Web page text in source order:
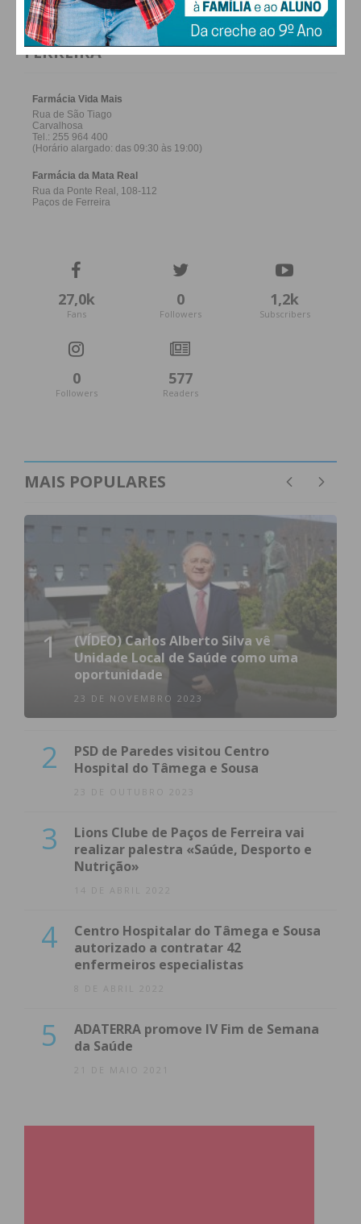
FARMACIAS DE SERVIÇO EM PAÇOS DE
FERREIRA
27,0k
Fans
0
Followers
1,2k
Subscribers
0
Followers
577
Readers
MAIS POPULARES
1
(VÍDEO) Carlos Alberto Silva vê
Unidade Local de Saúde como uma
oportunidade
23 DE NOVEMBRO 2023
2
PSD de Paredes visitou Centro
Hospital do Tâmega e Sousa
23 DE OUTUBRO 2023
3
Lions Clube de Paços de Ferreira vai
realizar palestra «Saúde, Desporto e
Nutrição»
14 DE ABRIL 2022
4
Centro Hospitalar do Tâmega e Sousa
autorizado a contratar 42
enfermeiros especialistas
8 DE ABRIL 2022
5
ADATERRA promove IV Fim de Semana
da Saúde
21 DE MAIO 2021